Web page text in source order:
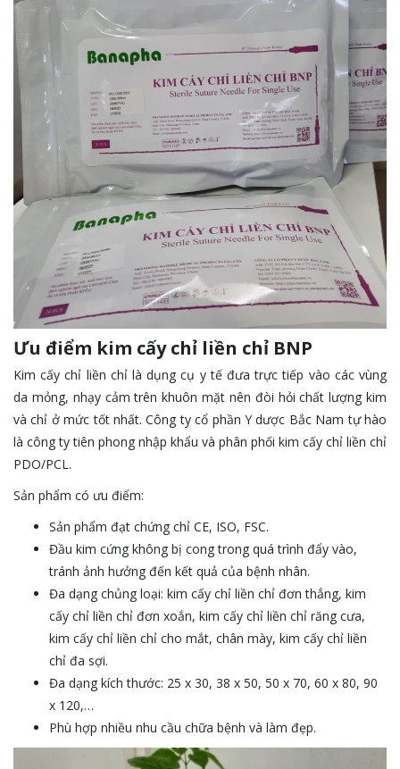
Ưu điểm kim cấy chỉ liền chỉ BNP
Kim cấy chỉ liền chỉ là dụng cụ y tế đưa trực tiếp vào các vùng
da mỏng, nhạy cảm trên khuôn mặt nên đòi hỏi chất lượng kim
và chỉ ở mức tốt nhất. Công ty cổ phần Y dược Bắc Nam tự hào
là công ty tiên phong nhập khẩu và phân phối kim cấy chỉ liền chỉ
PDO/PCL.
Sản phẩm có ưu điểm:
Sản phẩm đạt chứng chỉ CE, ISO, FSC.
Đầu kim cứng không bị cong trong quá trình đẩy vào,
tránh ảnh hưởng đến kết quả của bệnh nhân.
Đa dạng chủng loại: kim cấy chỉ liền chỉ đơn thẳng, kim
cấy chỉ liền chỉ đơn xoắn, kim cấy chỉ liền chỉ răng cưa,
kim cấy chỉ liền chỉ cho mắt, chân mày, kim cấy chỉ liền
chỉ đa sợi.
Đa dạng kích thước: 25 x 30, 38 x 50, 50 x 70, 60 x 80, 90
x 120,…
Phù hợp nhiều nhu cầu chữa bệnh và làm đẹp.